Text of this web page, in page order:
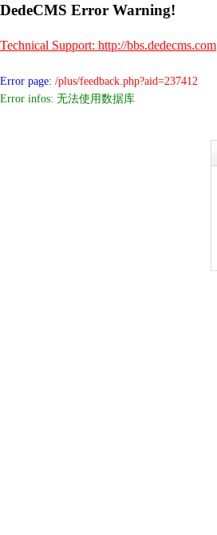
DedeCMS Error Warning!
Technical Support: http://bbs.dedecms.com
Error page: /plus/feedback.php?aid=237412
Error infos: 无法使用数据库